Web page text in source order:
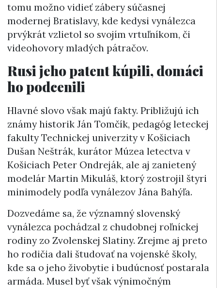
tomu možno vidieť zábery súčasnej
modernej Bratislavy, kde kedysi vynálezca
prvýkrát vzlietol so svojím vrtuľníkom, či
videohovory mladých pátračov.
Rusi jeho patent kúpili, domáci
ho podcenili
Hlavné slovo však majú fakty. Približujú ich
známy historik Ján Tomčík, pedagóg leteckej
fakulty Technickej univerzity v Košiciach
Dušan Neštrák, kurátor Múzea letectva v
Košiciach Peter Ondreják, ale aj zanietený
modelár Martin Mikuláš, ktorý zostrojil štyri
minimodely podľa vynálezov Jána Bahýľa.
Dozvedáme sa, že významný slovenský
vynálezca pochádzal z chudobnej roľníckej
rodiny zo Zvolenskej Slatiny. Zrejme aj preto
ho rodičia dali študovať na vojenské školy,
kde sa o jeho živobytie i budúcnosť postarala
armáda. Musel byť však výnimočným